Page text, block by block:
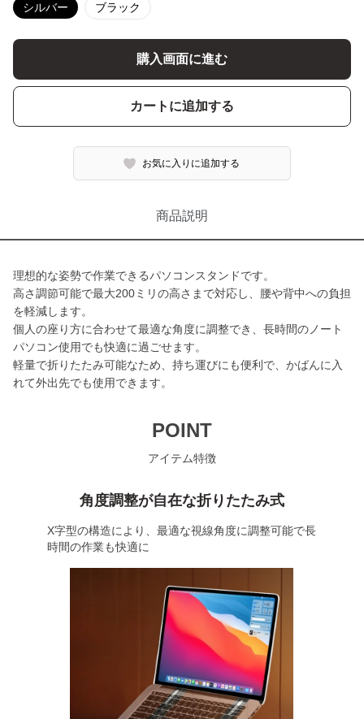
シルバー ブラック
購入画面に進む
カートに追加する
お気に入りに追加する
商品説明
理想的な姿勢で作業できるパソコンスタンドです。
高さ調節可能で最大200ミリの高さまで対応し、腰や背中への負担
を軽減します。
個人の座り方に合わせて最適な角度に調整でき、長時間のノート
パソコン使用でも快適に過ごせます。
軽量で折りたたみ可能なため、持ち運びにも便利で、かばんに入
れて外出先でも使用できます。
POINT
アイテム特徴
角度調整が自在な折りたたみ式
X字型の構造により、最適な視線角度に調整可能で長
時間の作業も快適に